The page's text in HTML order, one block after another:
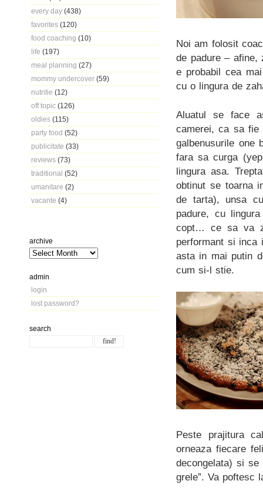
every day (438)
favorites (120)
food coaching (10)
life (197)
meal planning (27)
mommy undercover (59)
nutritie (12)
off topic (126)
oldies (115)
party food (52)
publicitate (33)
reviews (73)
traditional (52)
umanitare (2)
vacante (4)
archive
admin
login
lost password?
search
Noi am folosit
de padure –
e probabil cea
cu o lingura de
Aluatul se face
camerei, ca sa fie
galbenusurile one
fara sa curga
lingura asa.
obtinut se toarna
de tarta), unsa
padure, cu
copt… ce sa va
performant si inca
asta in mai putin
cum si-l stie.
Peste prajitura
orneaza fiecare
decongelata) si
grele”. Va poftesc